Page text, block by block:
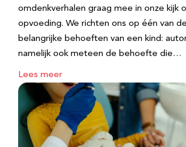
omdenkverhalen graag mee in onze kijk
opvoeding. We richten ons op één van
belangrijke behoeften van een kind:
namelijk ook meteen de behoefte die…
Lees meer